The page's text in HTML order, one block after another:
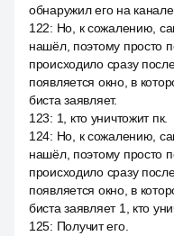
обнаружил его на
122: Но, к сожалению,
нашёл, поэтому просто
происходило сразу
появляется окно, в
биста заявляет.
123: 1, кто уничтожит пк.
124: Но, к сожалению,
нашёл, поэтому просто
происходило сразу
появляется окно, в
биста заявляет 1, кто
125: Получит его.